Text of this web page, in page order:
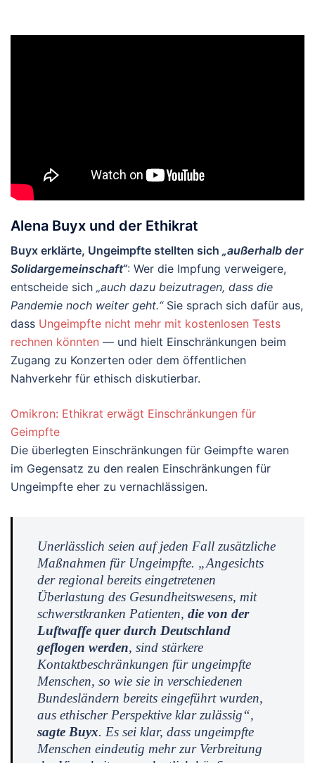
Alena Buyx und der Ethikrat
Buyx erklärte, Ungeimpfte stellten sich „außerhalb der
Solidargemeinschaft“: Wer die Impfung verweigere,
entscheide sich „auch dazu beizutragen, dass die
Pandemie noch weiter geht.“Sie sprach sich dafür aus,
dass Ungeimpfte nicht mehr mit kostenlosen Tests
rechnen könnten — und hielt Einschränkungen beim
Zugang zu Konzerten oder dem öffentlichen
Nahverkehr für ethisch diskutierbar.
Omikron: Ethikrat erwägt Einschränkungen für
Geimpfte
Die überlegten Einschränkungen für Geimpfte waren
im Gegensatz zu den realen Einschränkungen für
Ungeimpfte eher zu vernachlässigen.
Unerlässlich seien auf jeden Fall zusätzliche
Maßnahmen für Ungeimpfte. „Angesichts
der regional bereits eingetretenen
Überlastung des Gesundheitswesens, mit
schwerstkranken Patienten, die von der
Luftwaffe quer durch Deutschland
geflogen werden, sind stärkere
Kontaktbeschränkungen für ungeimpfte
Menschen, so wie sie in verschiedenen
Bundesländern bereits eingeführt wurden,
aus ethischer Perspektive klar zulässig“,
sagte Buyx. Es sei klar, dass ungeimpfte
Menschen eindeutig mehr zur Verbreitung